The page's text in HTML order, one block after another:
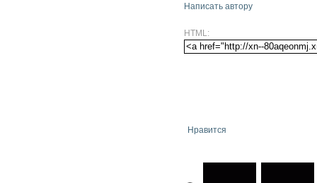
Написать автору
HTML:
Нравится